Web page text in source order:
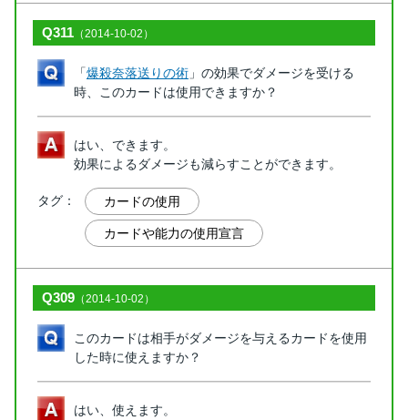
Q311 （2014-10-02）
「爆殺奈落送りの術 」の効果でダメージを受ける
時、このカードは使用できますか？
はい、できます。
効果によるダメージも減らすことができます。
タグ： カードの使用
カードや能力の使用宣言
Q309 （2014-10-02）
このカードは相手がダメージを与えるカードを使用
した時に使えますか？
はい、使えます。